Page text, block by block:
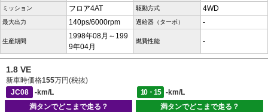
ミッション フロア4AT 駆動方式 4WD
最大出力 140ps/6000rpm 過給器（ターボ） -
生産期間
1998年08月～199
9年04月
燃費性能 -
1.8 VE
新車時価格155万円(税抜)
JC08
-km/L 10・15
-km/L
満タンでどこまで走る？
満タンでどこまで走る？